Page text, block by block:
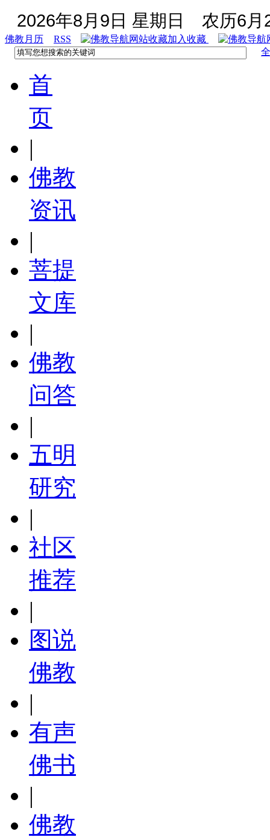
2026年8月9日 星期日 农历6月
佛教月历 RSS
加入收藏
首
页
|
佛教
资讯
|
菩提
文库
|
佛教
问答
|
五明
研究
|
社区
推荐
|
图说
佛教
|
有声
佛书
|
佛教